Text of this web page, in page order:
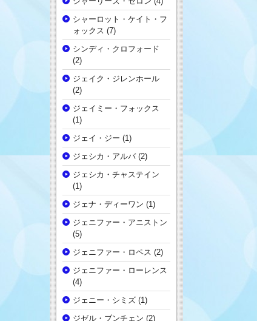
シャーロット・ケイト・フ
ォックス (7)
シンディ・クロフォード
(2)
ジェイク・ジレンホール
(2)
ジェイミー・フォックス
(1)
ジェイ・ジー (1)
ジェシカ・アルバ(2)
ジェシカ・チャステイン
(1)
ジェナ・ディーワン (1)
ジェニファー・アニストン
(5)
ジェニファー・ロペス (2)
ジェニファー・ローレンス
(4)
ジェニー・シミズ (1)
ジゼル・ブンチェン (2)